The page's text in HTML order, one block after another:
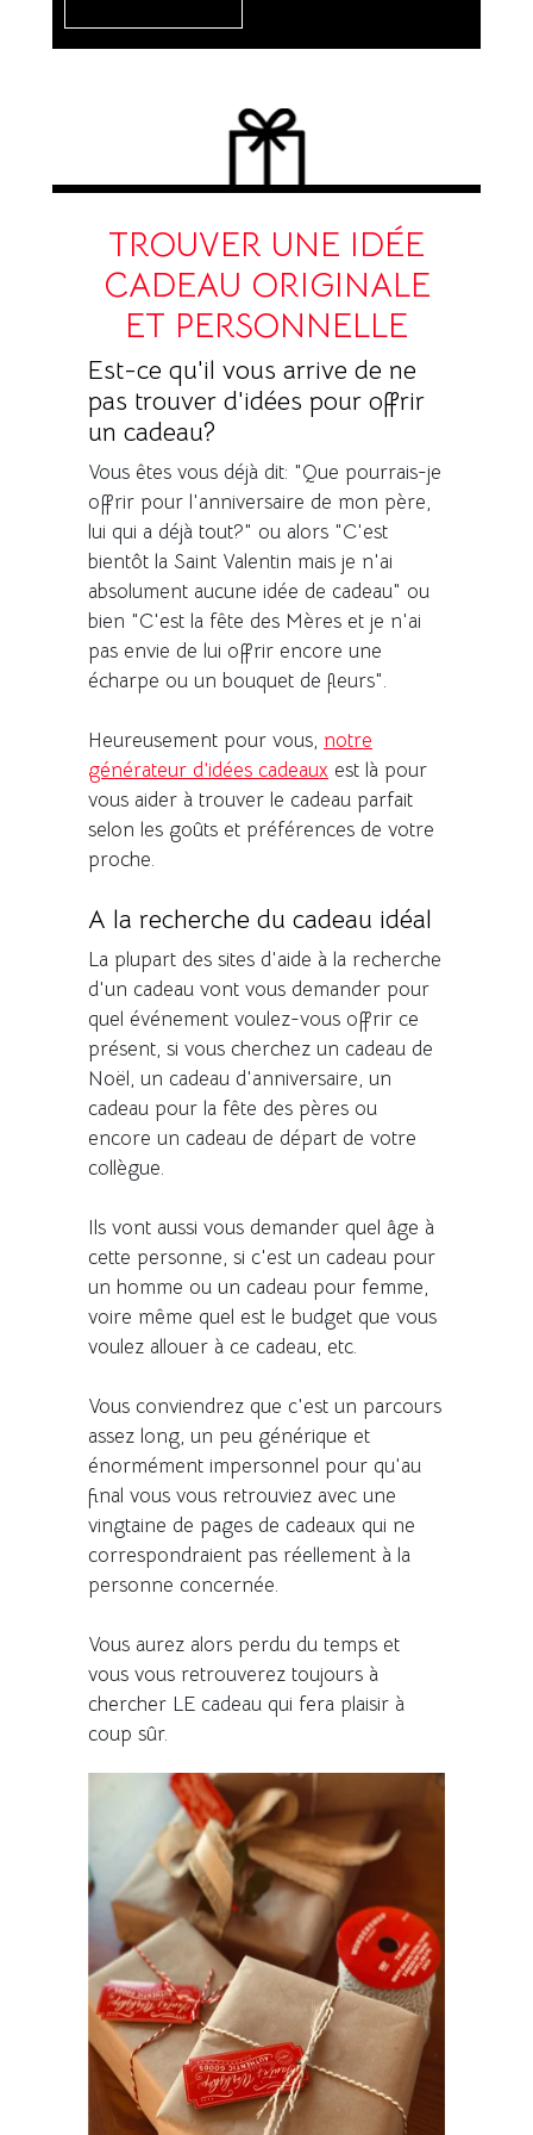
TROUVER UNE IDÉE
CADEAU ORIGINALE
ET PERSONNELLE
Est-ce qu'il vous arrive de ne
pas trouver d'idées pour offrir
un cadeau?
Vous êtes vous déjà dit: "Que pourrais-je
offrir pour l'anniversaire de mon père,
lui qui a déjà tout?" ou alors "C'est
bientôt la Saint Valentin mais je n'ai
absolument aucune idée de cadeau" ou
bien "C'est la fête des Mères et je n'ai
pas envie de lui offrir encore une
écharpe ou un bouquet de fleurs".
Heureusement pour vous, notre
générateur d’idées cadeaux est là pour
vous aider à trouver le cadeau parfait
selon les goûts et préférences de votre
proche.
A la recherche du cadeau idéal
La plupart des sites d'aide à la recherche
d'un cadeau vont vous demander pour
quel événement voulez-vous offrir ce
présent, si vous cherchez un cadeau de
Noël, un cadeau d'anniversaire, un
cadeau pour la fête des pères ou
encore un cadeau de départ de votre
collègue.
Ils vont aussi vous demander quel âge à
cette personne, si c'est un cadeau pour
un homme ou un cadeau pour femme,
voire même quel est le budget que vous
voulez allouer à ce cadeau, etc.
Vous conviendrez que c'est un parcours
assez long, un peu générique et
énormément impersonnel pour qu'au
final vous vous retrouviez avec une
vingtaine de pages de cadeaux qui ne
correspondraient pas réellement à la
personne concernée.
Vous aurez alors perdu du temps et
vous vous retrouverez toujours à
chercher LE cadeau qui fera plaisir à
coup sûr.